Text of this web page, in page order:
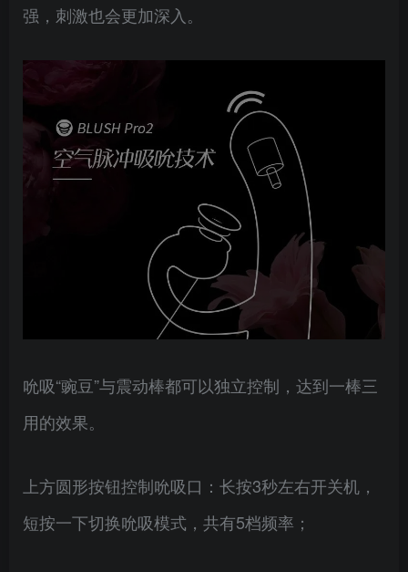
强，刺激也会更加深入。
吮吸“豌豆”与震动棒都可以独立控制，达到一棒三
用的效果。
上方圆形按钮控制吮吸口：长按3秒左右开关机，
短按一下切换吮吸模式，共有5档频率；